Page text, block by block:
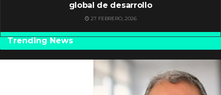
global de desarrollo
27 FEBRERO, 2026
Trending News